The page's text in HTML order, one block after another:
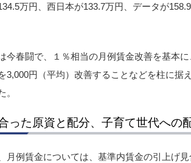
万円、西日本が133.7万円、データが
今春闘で、１％相当の月例賃金改善を基本
3,000円（平均）改善することなどを柱に据
。
った原資と配分、子育て世代への
月例賃金については、基準内賃金の引上げ